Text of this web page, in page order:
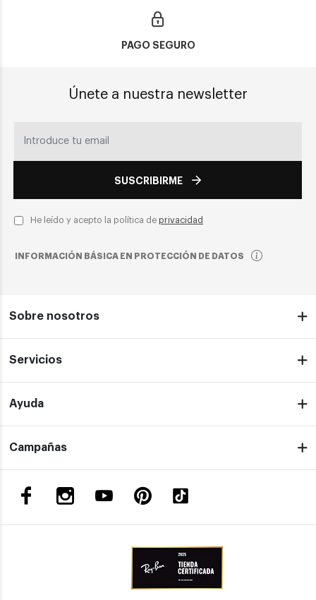
PAGO SEGURO
Únete a nuestra newsletter
SUSCRIBIRME
He leído y acepto la política de privacidad
INFORMACIÓN BÁSICA EN PROTECCIÓN DE DATOS
Sobre nosotros
Servicios
Ayuda
Campañas